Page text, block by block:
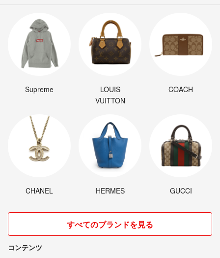
Supreme
LOUIS
VUITTON
COACH
CHANEL HERMES GUCCI
すべてのブランドを見る
コンテンツ